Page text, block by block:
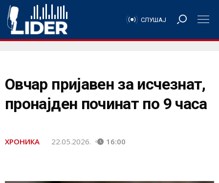
СЛУШАЈ
Овчар пријавен за исчезнат,
пронајден починат по 9 часа
ХРОНИКА 22.05.2026. 16:00